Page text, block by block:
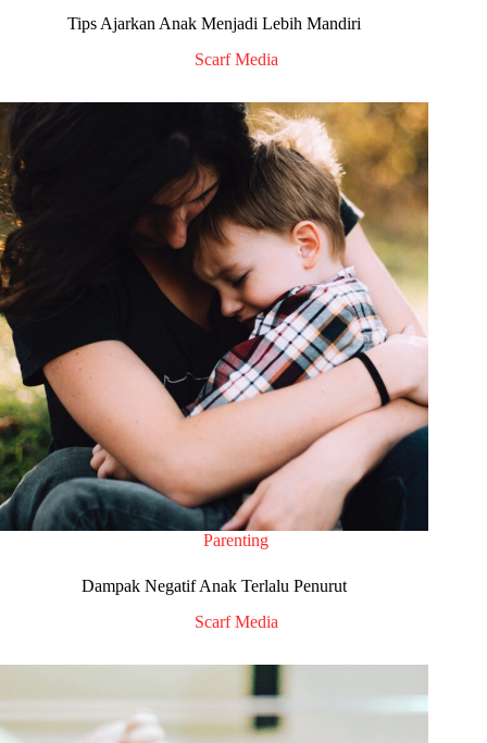
Tips Ajarkan Anak Menjadi Lebih Mandiri
Scarf Media
Parenting
Dampak Negatif Anak Terlalu Penurut
Scarf Media